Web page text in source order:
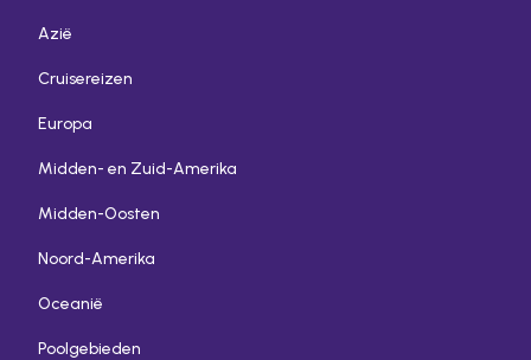
Azië
Cruisereizen
Europa
Midden- en Zuid-Amerika
Midden-Oosten
Noord-Amerika
Oceanië
Poolgebieden